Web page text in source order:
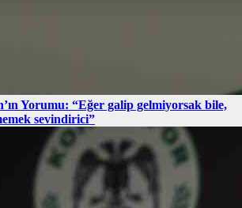
Yorumu: “Eğer galip gelmiyorsak bile,
sevindirici”